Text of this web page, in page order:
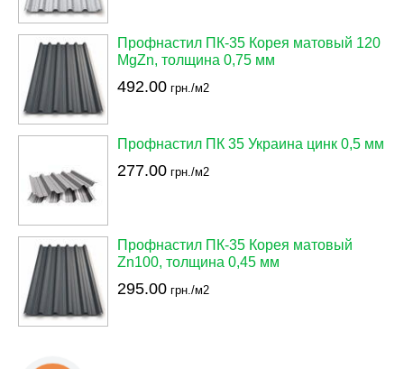
Профнастил ПК-35 Корея матовый 120
MgZn, толщина 0,75 мм
492.00 грн./м2
Профнастил ПК 35 Украина цинк 0,5 мм
277.00 грн./м2
Профнастил ПК-35 Корея матовый
Zn100, толщина 0,45 мм
295.00 грн./м2